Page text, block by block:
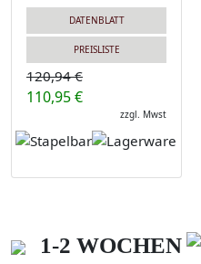
DATENBLATT
PREISLISTE
120,94 €
110,95 €
zzgl. Mwst
1-2 WOCHEN